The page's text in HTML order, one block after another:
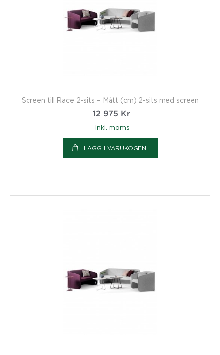
Screen till Race 2-sits – Mått (cm) 2-sits med screen
12 975 Kr
inkl. moms
LÄGG I VARUKOGEN